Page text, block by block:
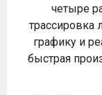
четыре
трассировка
графику и
быстрая